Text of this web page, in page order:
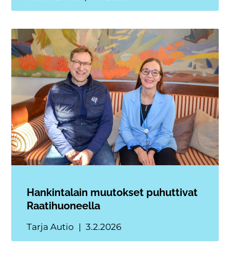
Hankintalain muutokset puhuttivat
Raatihuoneella
Tarja Autio 3.2.2026